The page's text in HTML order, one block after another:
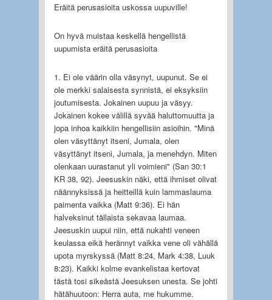
Eräitä perusasioita uskossa uupuville!
On hyvä muistaa keskellä hengellistä
uupumista eräitä perusasioita
1. Ei ole väärin olla väsynyt, uupunut. Se ei
ole merkki salaisesta synnistä, ei eksyksiin
joutumisesta. Jokainen uupuu ja väsyy.
Jokainen kokee välillä syvää haluttomuutta ja
jopa inhoa kaikkiin hengellisiin asioihin. "Minä
olen väsyttänyt itseni, Jumala, olen
väsyttänyt itseni, Jumala, ja menehdyn. Miten
olenkaan uurastanut yli voimieni" (San 30:1
KR 38, 92). Jeesuskin näki, että ihmiset olivat
näännyksissä ja heitteillä kuin lammaslauma
paimenta vaikka (Matt 9:36). Ei hän
halveksinut tällaista sekavaa laumaa.
Jeesuskin uupui niin, että nukahti veneen
keulassa eikä herännyt vaikka vene oli vähällä
upota myrskyssä (Matt 8:24, Mark 4:38, Luuk
8:23). Kaikki kolme evankelistaa kertovat
tästä tosi sikeästä Jeesuksen unesta. Se johti
hätähuutoon: Herra auta, me hukumme.